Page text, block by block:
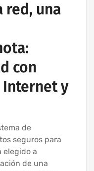
red, una
con
Internet y
de
seguros para
elegido a
de una